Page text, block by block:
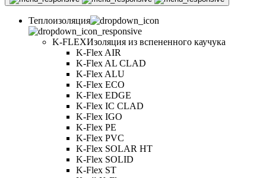
Теплоизоляция
K-FLEXИзоляция из вспененного каучука
K-Flex AIR
K-Flex AL CLAD
K-Flex ALU
K-Flex ECO
K-Flex EDGE
K-Flex IC CLAD
K-Flex IGO
K-Flex PE
K-Flex PVC
K-Flex SOLAR HT
K-Flex SOLID
K-Flex ST